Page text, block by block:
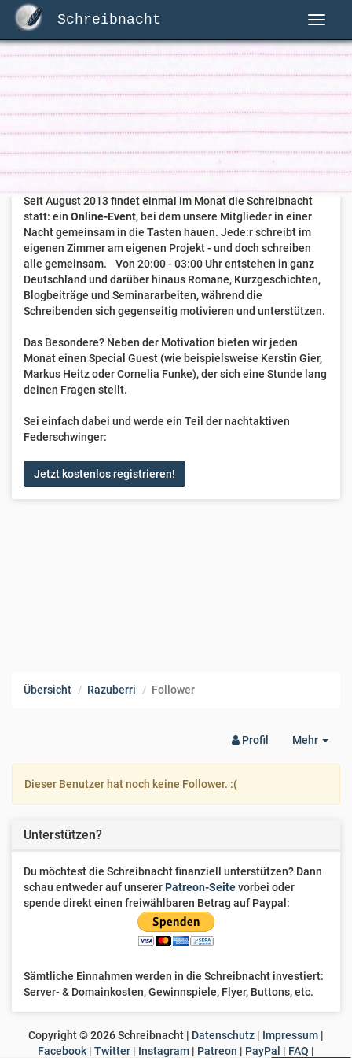
Schreibnacht
Willkommen ist jede Person, die gerne schreibt
und Erfahrung sind nicht relevant, es zählt allein die Liebe
zum geschriebenen Wort.
Seit August 2013 findet einmal im Monat die Schreibnacht
statt: ein Online-Event, bei dem unsere Mitglieder in einer
Nacht gemeinsam in die Tasten hauen. Jede:r schreibt im
eigenen Zimmer am eigenen Projekt - und doch schreiben
alle gemeinsam. Von 20:00 - 03:00 Uhr entstehen in ganz
Deutschland und darüber hinaus Romane, Kurzgeschichten,
Blogbeiträge und Seminararbeiten, während die
Schreibenden sich gegenseitig motivieren und unterstützen.
Das Besondere? Neben der Motivation bieten wir jeden
Monat einen Special Guest (wie beispielsweise Kerstin Gier,
Markus Heitz oder Cornelia Funke), der sich eine Stunde lang
deinen Fragen stellt.
Sei einfach dabei und werde ein Teil der nachtaktiven
Federschwinger:
Jetzt kostenlos registrieren!
Übersicht Razuberri Follower
Mehr
Profil
Dieser Benutzer hat noch keine Follower. :(
Unterstützen?
Du möchtest die Schreibnacht finanziell unterstützen? Dann
schau entweder auf unsererPatreon-Seitevorbei oder
spende direkt einen freiwählbaren Betrag auf Paypal:
Sämtliche Einnahmen werden in die Schreibnacht investiert:
Server- & Domainkosten, Gewinnspiele, Flyer, Buttons, etc.
Copyright ©2026Schreibnacht | Datenschutz | Impressum |
Facebook | Twitter | Instagram | Patreon | PayPal | FAQ |